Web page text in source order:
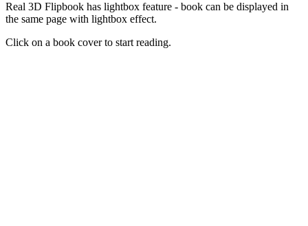
Real 3D Flipbook has lightbox feature - book can be displayed in
the same page with lightbox effect.
Click on a book cover to start reading.